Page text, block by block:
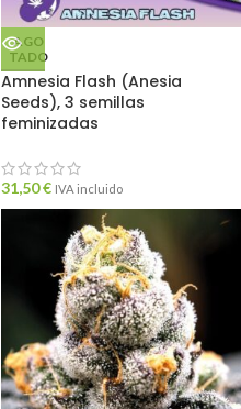
AGO
TADO
Amnesia Flash (Anesia
Seeds), 3 semillas
feminizadas
31,50€ IVA incluido